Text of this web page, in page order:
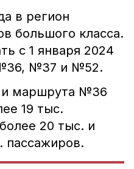
в регион
большого класса.
с 1 января 2024
№37 и №52.
маршрута №36
19 тыс.
20 тыс. и